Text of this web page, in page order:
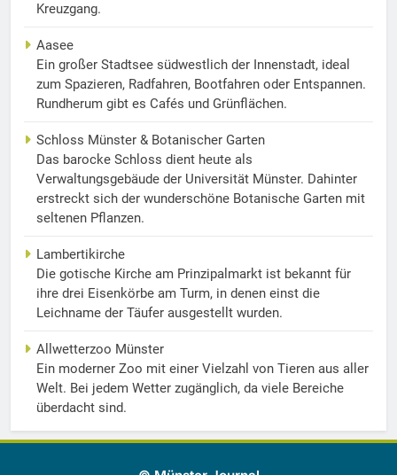
Kreuzgang.
Aasee
Ein großer Stadtsee südwestlich der Innenstadt, ideal
zum Spazieren, Radfahren, Bootfahren oder Entspannen.
Rundherum gibt es Cafés und Grünflächen.
Schloss Münster & Botanischer Garten
Das barocke Schloss dient heute als
Verwaltungsgebäude der Universität Münster. Dahinter
erstreckt sich der wunderschöne Botanische Garten mit
seltenen Pflanzen.
Lambertikirche
Die gotische Kirche am Prinzipalmarkt ist bekannt für
ihre drei Eisenkörbe am Turm, in denen einst die
Leichname der Täufer ausgestellt wurden.
Allwetterzoo Münster
Ein moderner Zoo mit einer Vielzahl von Tieren aus aller
Welt. Bei jedem Wetter zugänglich, da viele Bereiche
überdacht sind.